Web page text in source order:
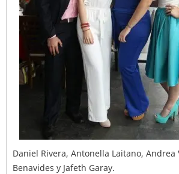
Daniel Rivera, Antonella Laitano, Andrea
Benavides y Jafeth Garay.